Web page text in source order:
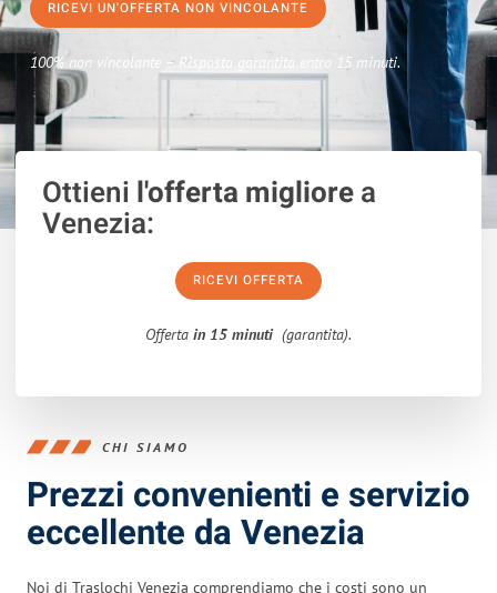
RICEVI UN'OFFERTA NON VINCOLANTE
100% non vincolante – Risposta garantita entro 15 minuti.
Ottieni l'offerta migliorea
Venezia:
RICEVI OFFERTA
Offerta in 15 minuti (garantita).
CHI SIAMO
Prezzi convenienti e servizio
eccellente da Venezia
Noi di Traslochi Venezia comprendiamo che i costi sono un